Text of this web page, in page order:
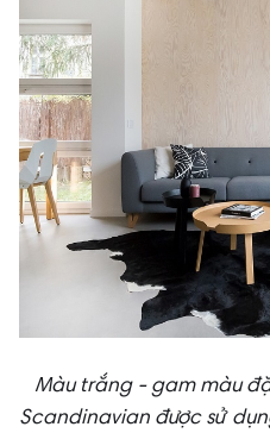
Màu trắng - gam màu
Scandinavian được sử